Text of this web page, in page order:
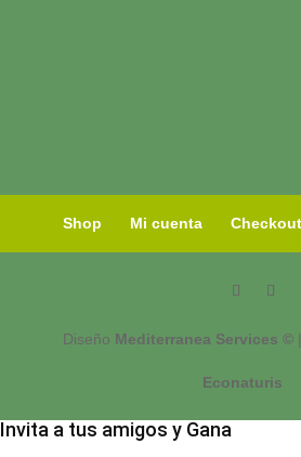
Shop Mi cuenta Checkout
Diseño Mediterranea Services ©
Econaturis
Invita a tus amigos y Gana